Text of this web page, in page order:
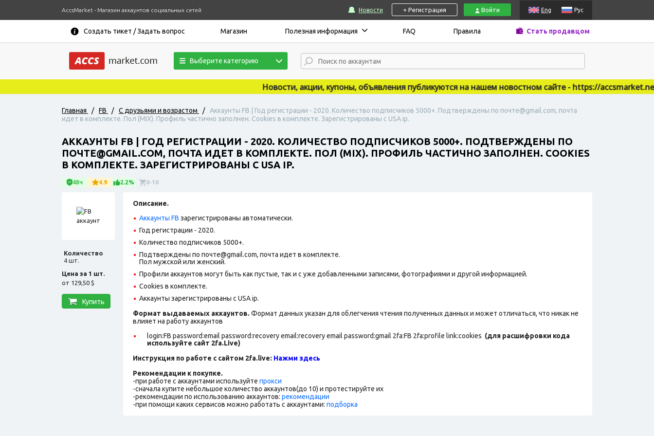
AccsMarket - Магазин аккаунтов социальных сетей Новости + Регистрация Войти Eng Рус
Создать тикет / Задать вопрос Магазин Полезная информация FAQ Правила Стать продавцом
Выберите категорию
Новости, акции, купоны, объявления публикуются на нашем новостном сайте - https://accsmarket.news
Главная / FB / С друзьями и возрастом /
Аккаунты FB | Год регистрации - 2020. Количество подписчиков 5000+. Подтверждены по почте@gmail.com, почта
идет в комплекте. Пол (MIX). Профиль частично заполнен. Сookies в комплекте. Зарегистрированы с USA ip.
АККАУНТЫ FB | ГОД РЕГИСТРАЦИИ - 2020. КОЛИЧЕСТВО ПОДПИСЧИКОВ 5000+. ПОДТВЕРЖДЕНЫ ПО
ПОЧТЕ@GMAIL.COM, ПОЧТА ИДЕТ В КОМПЛЕКТЕ. ПОЛ (MIX). ПРОФИЛЬ ЧАСТИЧНО ЗАПОЛНЕН. СOOKIES
В КОМПЛЕКТЕ. ЗАРЕГИСТРИРОВАНЫ С USA IP.
48ч 4.9 2.2% 0-10
Количество
4 шт.
Цена за 1 шт.
от 129,50 $
Купить
Описание.
Аккаунты FB зарегистрированы автоматически.
Год регистрации - 2020.
Количество подписчиков 5000+.
Подтверждены по почте@gmail.com, почта идет в комплекте.
Пол мужской или женский.
Профили аккаунтов могут быть как пустые, так и с уже добавленными записями, фотографиями и другой информацией.
Cookies в комплекте.
Аккаунты зарегистрированы с USA ip.
Формат выдаваемых аккаунтов. Формат данных указан для облегчения чтения полученных данных и может отличаться, что никак не
влияет на работу аккаунтов
login:FB password:email password:recovery email:recovery email password:gmail 2fa:FB 2fa:profile link:cookies (для расшифровки кода
используйте сайт 2fa.Live)
Инструкция по работе с сайтом 2fa.live: Нажми здесь
Рекомендации к покупке.
-при работе с аккаунтами используйте прокси
-сначала купите небольшое количество аккаунтов(до 10) и протестируйте их
-рекомендации по использованию аккаунтов: рекомендации
-при помощи каких сервисов можно работать с аккаунтами: подборка